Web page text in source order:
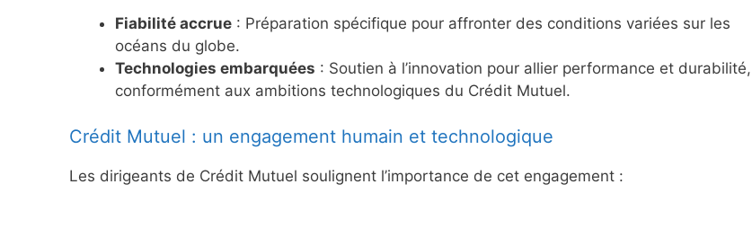
Fiabilité accrue : Préparation spécifique pour affronter des conditions variées sur les
océans du globe.
Technologies embarquées : Soutien à l’innovation pour allier performance et durabilité,
conformément aux ambitions technologiques du Crédit Mutuel.
Crédit Mutuel : un engagement humain et technologique
Les dirigeants de Crédit Mutuel soulignent l’importance de cet engagement :